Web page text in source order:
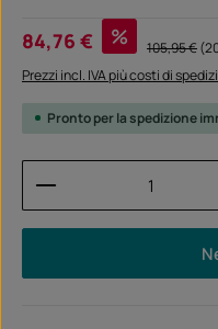
Prezzo di vendita:
84,76 € % Prezzo
105,95 €
Prezzi incl. IVA più costi di
Pronto per la spedizione
Quantità del